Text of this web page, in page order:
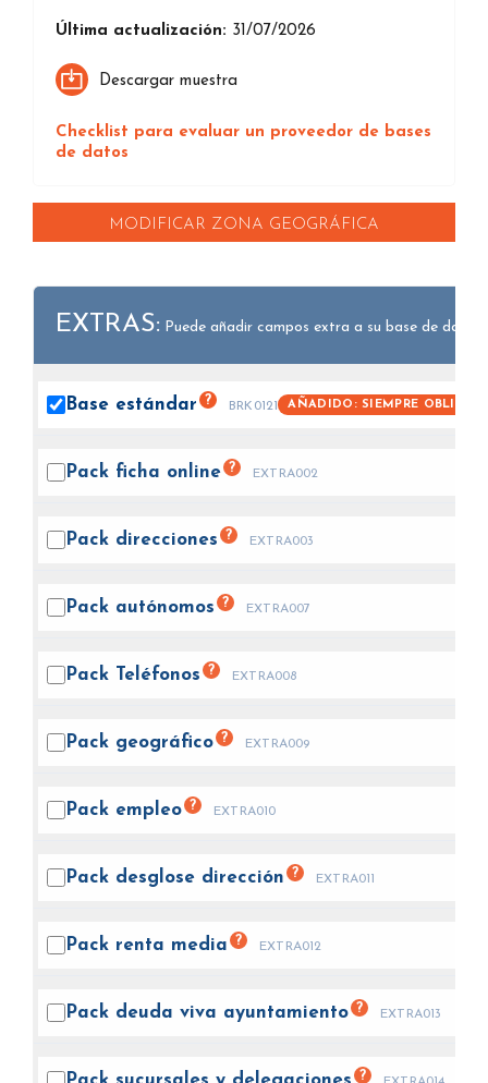
Última actualización: 31/07/2026
Descargar muestra
Checklist para evaluar un proveedor de bases
de datos
MODIFICAR ZONA GEOGRÁFICA
EXTRAS: Puede añadir campos extra a su base de datos.
Base estándar ? BRK0121 AÑADIDO: SIEMPRE
Pack ficha online ? EXTRA002
Pack direcciones ? EXTRA003
Pack autónomos ? EXTRA007
Pack Teléfonos ? EXTRA008
Pack geográfico ? EXTRA009
Pack empleo ? EXTRA010
Pack desglose dirección ? EXTRA011
Pack renta media ? EXTRA012
Pack deuda viva ayuntamiento ? EXTRA013
?